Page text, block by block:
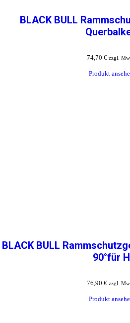
BLACK BULL
74,70 € zzgl.
Produkt
BLACK BULL
90°für H
76,90 € zzgl.
Produkt